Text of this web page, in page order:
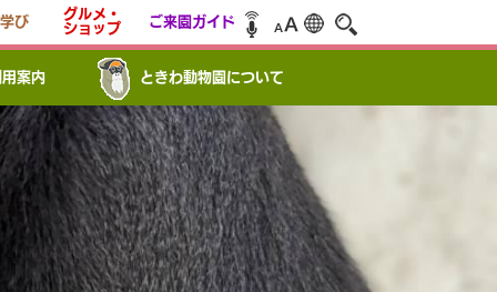
び
グルメ・
ショップ
ご来園ガイド
案内 ときわ動物園について